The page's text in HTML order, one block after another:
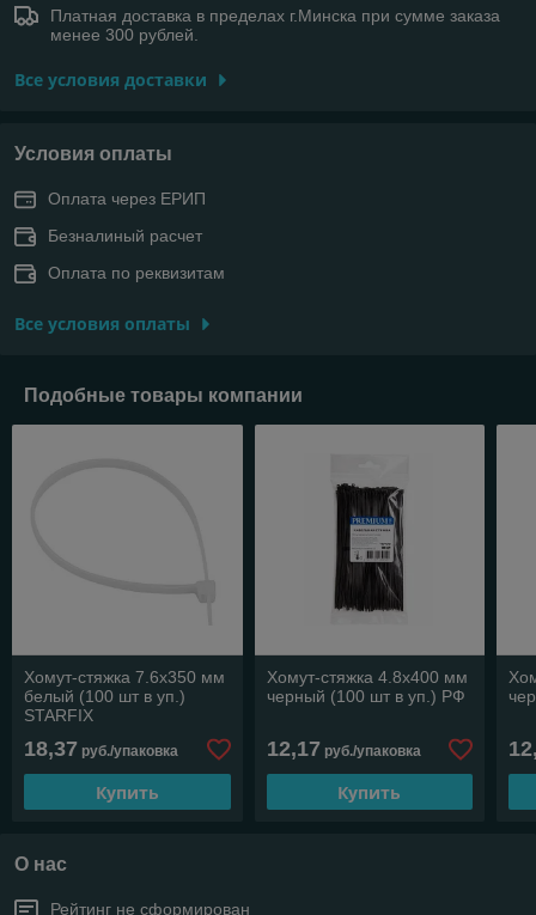
Платная доставка в пределах г.Минска при сумме заказа
менее 300 рублей.
Все условия доставки
Условия оплаты
Оплата через ЕРИП
Безналиный расчет
Оплата по реквизитам
Все условия оплаты
Подобные товары компании
Хомут-стяжка 7.6х350 мм
белый (100 шт в уп.)
STARFIX
18,37 руб./упаковка
Купить
Хомут-стяжка 4.8х400 мм
черный (100 шт в уп.) РФ
12,17 руб./упаковка
Купить
О нас
Рейтинг не сформирован